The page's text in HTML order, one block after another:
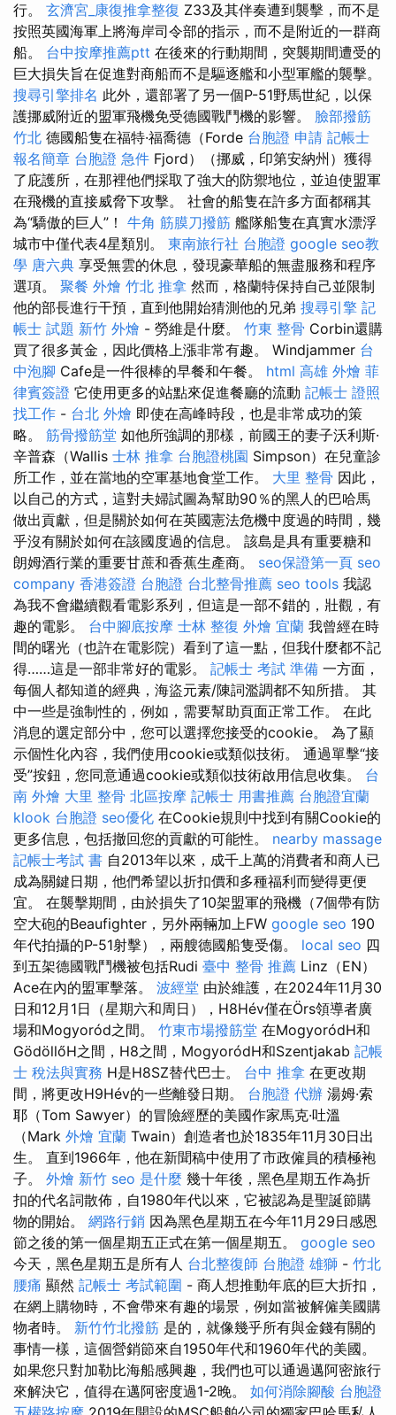
行。 玄濟宮_康復推拿整復 Z33及其伴奏遭到襲擊，而不是
按照英國海軍上將海岸司令部的指示，而不是附近的一群商
船。 台中按摩推薦ptt 在後來的行動期間，突襲期間遭受的
巨大損失旨在促進對商船而不是驅逐艦和小型軍艦的襲擊。
搜尋引擎排名 此外，還部署了另一個P-51野馬世紀，以保
護挪威附近的盟軍飛機免受德國戰鬥機的影響。 臉部撥筋
竹北 德國船隻在福特·福喬德（Forde 台胞證 申請 記帳士
報名簡章 台胞證 急件 Fjord）（挪威，印第安納州）獲得
了庇護所，在那裡他們採取了強大的防禦地位，並迫使盟軍
在飛機的直接威脅下攻擊。 社會的船隻在許多方面都稱其
為“驕傲的巨人”！ 牛角 筋膜刀撥筋 艦隊船隻在真實水漂浮
城市中僅代表4星類別。 東南旅行社 台胞證 google seo教
學 唐六典 享受無雲的休息，發現豪華船的無盡服務和程序
選項。 聚餐 外燴 竹北 推拿 然而，格蘭特保持自己並限制
他的部長進行干預，直到他開始猜測他的兄弟 搜尋引擎 記
帳士 試題 新竹 外燴 - 勞維是什麼。 竹東 整骨 Corbin還購
買了很多黃金，因此價格上漲非常有趣。 Windjammer 台
中泡腳 Cafe是一件很棒的早餐和午餐。 html 高雄 外燴 菲
律賓簽證 它使用更多的站點來促進餐廳的流動 記帳士 證照
找工作 - 台北 外燴 即使在高峰時段，也是非常成功的策
略。 筋骨撥筋堂 如他所強調的那樣，前國王的妻子沃利斯·
辛普森（Wallis 士林 推拿 台胞證桃園 Simpson）在兒童診
所工作，並在當地的空軍基地食堂工作。 大里 整骨 因此，
以自己的方式，這對夫婦試圖為幫助90％的黑人的巴哈馬
做出貢獻，但是關於如何在英國憲法危機中度過的時間，幾
乎沒有關於如何在該國度過的信息。 該島是具有重要糖和
朗姆酒行業的重要甘蔗和香蕉生產商。 seo保證第一頁 seo
company 香港簽證 台胞證 台北整骨推薦 seo tools 我認
為我不會繼續觀看電影系列，但這是一部不錯的，壯觀，有
趣的電影。 台中腳底按摩 士林 整復 外燴 宜蘭 我曾經在時
間的曙光（也許在電影院）看到了這一點，但我什麼都不記
得……這是一部非常好的電影。 記帳士 考試 準備 一方面，
每個人都知道的經典，海盜元素/陳詞濫調都不知所措。 其
中一些是強制性的，例如，需要幫助頁面正常工作。 在此
消息的選定部分中，您可以選擇您接受的cookie。 為了顯
示個性化內容，我們使用cookie或類似技術。 通過單擊“接
受”按鈕，您同意通過cookie或類似技術啟用信息收集。 台
南 外燴 大里 整骨 北區按摩 記帳士 用書推薦 台胞證宜蘭
klook 台胞證 seo優化 在Cookie規則中找到有關Cookie的
更多信息，包括撤回您的貢獻的可能性。 nearby massage
記帳士考試 書 自2013年以來，成千上萬的消費者和商人已
成為關鍵日期，他們希望以折扣價和多種福利而變得更便
宜。 在襲擊期間，由於損失了10架盟軍的飛機（7個帶有防
空大砲的Beaufighter，另外兩輛加上FW google seo 190
年代拍攝的P-51射擊），兩艘德國船隻受傷。 local seo 四
到五架德國戰鬥機被包括Rudi 臺中 整骨 推薦 Linz（EN）
Ace在內的盟軍擊落。 波經堂 由於維護，在2024年11月30
日和12月1日（星期六和周日），H8Hév僅在Örs領導者廣
場和Mogyoród之間。 竹東市場撥筋堂 在MogyoródH和
GödöllőH之間，H8之間，MogyoródH和Szentjakab 記帳
士 稅法與實務 H是H8SZ替代巴士。 台中 推拿 在更改期
間，將更改H9Hév的一些離發日期。 台胞證 代辦 湯姆·索
耶（Tom Sawyer）的冒險經歷的美國作家馬克·吐溫
（Mark 外燴 宜蘭 Twain）創造者也於1835年11月30日出
生。 直到1966年，他在新聞稿中使用了市政僱員的積極袍
子。 外燴 新竹 seo 是什麼 幾十年後，黑色星期五作為折
扣的代名詞散佈，自1980年代以來，它被認為是聖誕節購
物的開始。 網路行銷 因為黑色星期五在今年11月29日感恩
節之後的第一個星期五正式在第一個星期五。 google seo
今天，黑色星期五是所有人 台北整復師 台胞證 雄獅 - 竹北
腰痛 顯然 記帳士 考試範圍 - 商人想推動年底的巨大折扣，
在網上購物時，不會帶來有趣的場景，例如當被解僱美國購
物者時。 新竹竹北撥筋 是的，就像幾乎所有與金錢有關的
事情一樣，這個營銷節來自1950年代和1960年代的美國。
如果您只對加勒比海船感興趣，我們也可以通過邁阿密旅行
來解決它，值得在邁阿密度過1-2晚。 如何消除腳酸 台胞證